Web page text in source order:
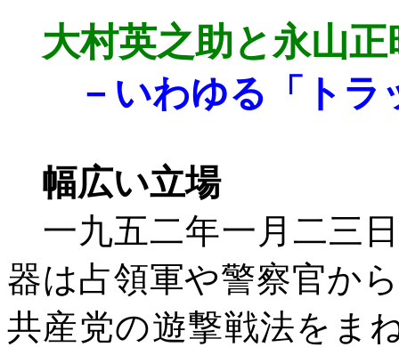
大村英之助と永山正
－いわゆる「ト
幅広い立場
一九五二年一月二三
器は占領軍や警察官か
共産党の遊撃戦法をま